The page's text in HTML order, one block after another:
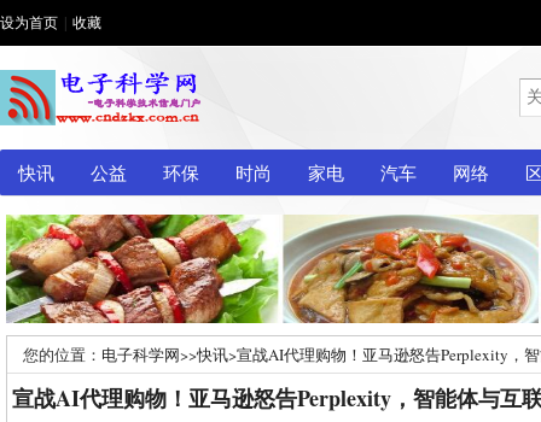
设为首页 收藏
快讯 公益 环保 时尚 家电 汽车 网络
您的位置： 电子科学网>>快讯>宣战AI代理购物！亚马逊怒告Perplexity，
宣战AI代理购物！亚马逊怒告Perplexity，智能体与互